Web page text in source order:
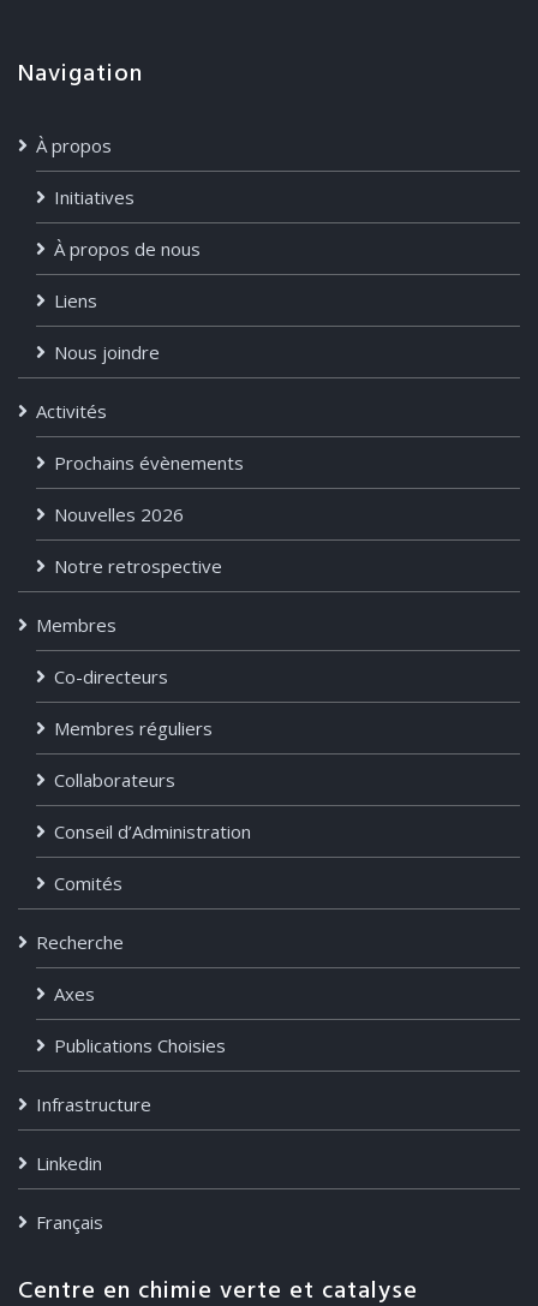
Navigation
À propos
Initiatives
À propos de nous
Liens
Nous joindre
Activités
Prochains évènements
Nouvelles 2026
Notre retrospective
Membres
Co-directeurs
Membres réguliers
Collaborateurs
Conseil d’Administration
Comités
Recherche
Axes
Publications Choisies
Infrastructure
Linkedin
Français
Centre en chimie verte et catalyse